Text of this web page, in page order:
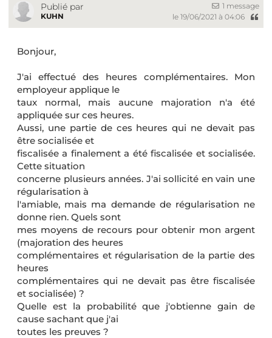
Publié par
KUHN
1 message
le 19/06/2021 à 04:06
Bonjour,
J'ai effectué des heures complémentaires. Mon
employeur applique le
taux normal, mais aucune majoration n'a été
appliquée sur ces heures.
Aussi, une partie de ces heures qui ne devait pas
être socialisée et
fiscalisée a finalement a été fiscalisée et socialisée.
Cette situation
concerne plusieurs années. J'ai sollicité en vain une
régularisation à
l'amiable, mais ma demande de régularisation ne
donne rien. Quels sont
mes moyens de recours pour obtenir mon argent
(majoration des heures
complémentaires et régularisation de la partie des
heures
complémentaires qui ne devait pas être fiscalisée
et socialisée) ?
Quelle est la probabilité que j'obtienne gain de
cause sachant que j'ai
toutes les preuves ?